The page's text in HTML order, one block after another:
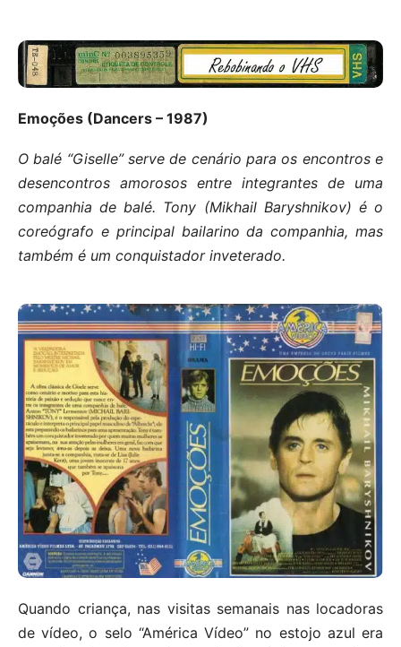
Emoções (Dancers – 1987)
O balé “Giselle” serve de cenário para os encontros e
desencontros amorosos entre integrantes de uma
companhia de balé. Tony (Mikhail Baryshnikov) é o
coreógrafo e principal bailarino da companhia, mas
também é um conquistador inveterado.
Quando criança, nas visitas semanais nas locadoras
de vídeo, o selo “América Vídeo” no estojo azul era